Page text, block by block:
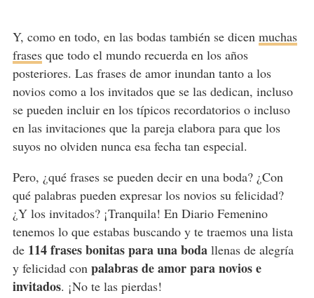
Y, como en todo, en las bodas también se dicen muchas
frasesque todo el mundo recuerda en los años
posteriores. Las frases de amor inundan tanto a los
novios como a los invitados que se las dedican, incluso
se pueden incluir en los típicos recordatorios o incluso
en las invitaciones que la pareja elabora para que los
suyos no olviden nunca esa fecha tan especial.
Pero, ¿qué frases se pueden decir en una boda? ¿Con
qué palabras pueden expresar los novios su felicidad?
¿Y los invitados? ¡Tranquila! En Diario Femenino
tenemos lo que estabas buscando y te traemos una lista
de114 frases bonitas para una bodallenas de alegría
y felicidad con palabras de amor para novios e
invitados. ¡No te las pierdas!